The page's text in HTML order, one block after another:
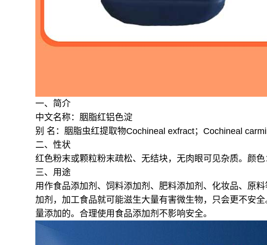
一、简介
中文名称：胭脂红铝色淀
别 名：胭脂虫红提取物Cochineal exfract；Cochineal
二、性状
红色粉末或颗粒粉末疏松、无结块，无肉眼可见杂质。颜色
三、用途
用作食品添加剂、饲料添加剂、肥料添加剂、化妆品、原
加剂，加工食品就可能滋生大量有害微生物，只会更不安
量添加的。合理使用食品添加剂不影响安全。